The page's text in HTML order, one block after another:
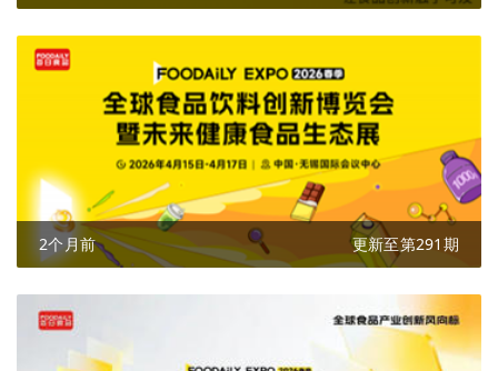
2个月前 更新至第291期